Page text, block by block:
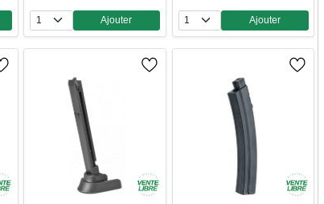
Quantité
Ajouter
Quantité
Ajouter